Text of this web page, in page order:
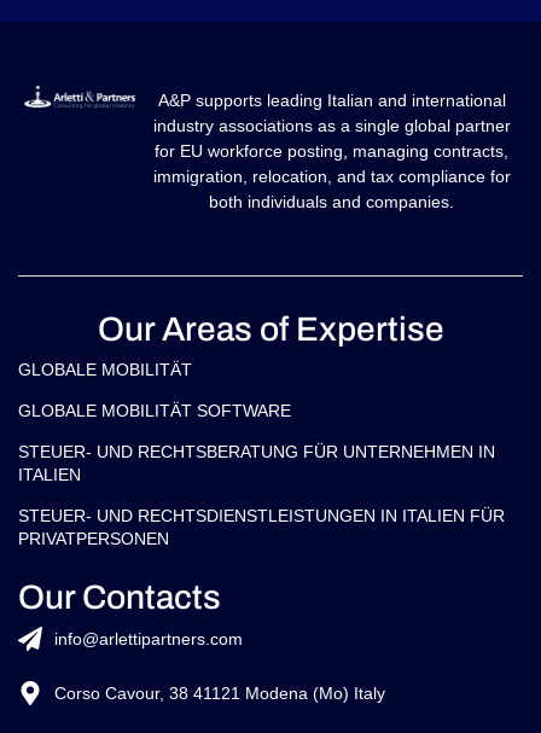
A&P supports leading Italian and international
industry associations as a single global partner
for EU workforce posting, managing contracts,
immigration, relocation, and tax compliance for
both individuals and companies.
Our Areas of Expertise
GLOBALE MOBILITÄT
GLOBALE MOBILITÄT SOFTWARE
STEUER- UND RECHTSBERATUNG FÜR UNTERNEHMEN IN
ITALIEN
STEUER- UND RECHTSDIENSTLEISTUNGEN IN ITALIEN FÜR
PRIVATPERSONEN
Our Contacts
info@arlettipartners.com
Corso Cavour, 38 41121 Modena (Mo) Italy